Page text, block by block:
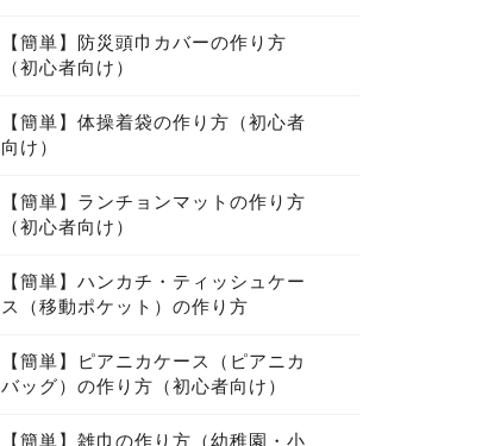
【簡単】防災頭巾カバーの作り方
（初心者向け）
【簡単】体操着袋の作り方（初心者
向け）
【簡単】ランチョンマットの作り方
（初心者向け）
【簡単】ハンカチ・ティッシュケー
ス（移動ポケット）の作り方
【簡単】ピアニカケース（ピアニカ
バッグ）の作り方（初心者向け）
【簡単】雑巾の作り方（幼稚園・小